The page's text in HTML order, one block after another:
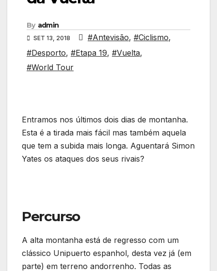
By admin
SET 13, 2018 #Antevisão, #Ciclismo,
#Desporto, #Etapa 19, #Vuelta,
#World Tour
Entramos nos últimos dois dias de montanha.
Esta é a tirada mais fácil mas também aquela
que tem a subida mais longa. Aguentará Simon
Yates os ataques dos seus rivais?
Percurso
A alta montanha está de regresso com um
clássico Unipuerto espanhol, desta vez já (em
parte) em terreno andorrenho. Todas as